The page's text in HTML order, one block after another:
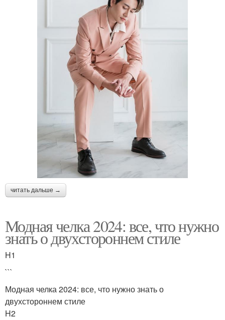
читать дальше →
Модная челка 2024: все, что нужно
знать о двухстороннем стиле
H1
```
Модная челка 2024: все, что нужно знать о
двухстороннем стиле
H2